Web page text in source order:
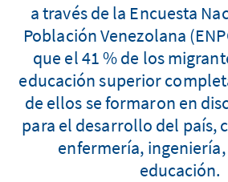
a través de la Encuesta
Población Venezolana
que el 41 % de los
educación superior
de ellos se formaron en
para el desarrollo del país,
enfermería,
educación.